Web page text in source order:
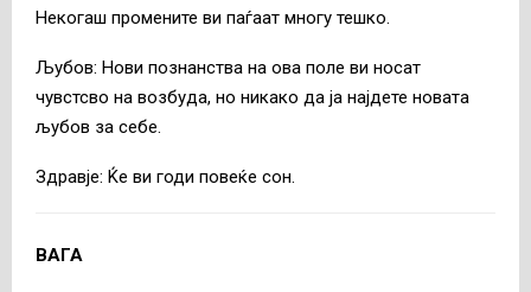
Некогаш промените ви паѓаат многу тешко.
Љубов: Нови познанства на ова поле ви носат
чувстсво на возбуда, но никако да ја најдете новата
љубов за себе.
Здравје: Ќе ви годи повеќе сон.
ВАГА